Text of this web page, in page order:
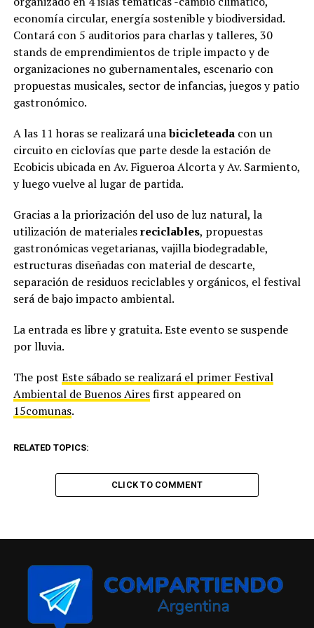
economía circular, energía sostenible y biodiversidad.
Contará con 5 auditorios para charlas y talleres, 30
stands de emprendimientos de triple impacto y de
organizaciones no gubernamentales, escenario con
propuestas musicales, sector de infancias, juegos y patio
gastronómico.
A las 11 horas se realizará unabicicleteadacon un
circuito en ciclovías que parte desde la estación de
Ecobicis ubicada en Av. Figueroa Alcorta y Av. Sarmiento,
y luego vuelve al lugar de partida.
Gracias a la priorización del uso de luz natural, la
utilización de materialesreciclables, propuestas
gastronómicas vegetarianas, vajilla biodegradable,
estructuras diseñadas con material de descarte,
separación de residuos reciclables y orgánicos, el festival
será de bajo impacto ambiental.
La entrada es libre y gratuita. Este evento se suspende
por lluvia.
The post Este sábado se realizará el primer Festival
Ambiental de Buenos Airesfirst appeared on
15comunas.
RELATED TOPICS:
CLICK TO COMMENT